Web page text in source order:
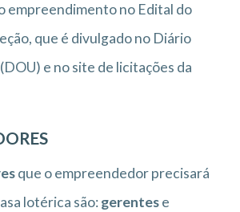
empreendimento no Edital do
que é divulgado no Diário
e no site de licitações da
que o empreendedor precisará
lotérica são:gerentese